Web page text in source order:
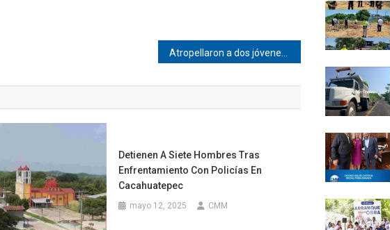
Detienen A Siete Hombres Tras
Enfrentamiento Con Policías En
Cacahuatepec
mayo 12, 2025 CMM